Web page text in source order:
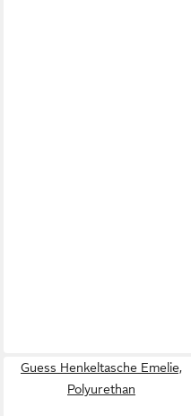
Guess Henkeltasche Emelie,
Polyurethan